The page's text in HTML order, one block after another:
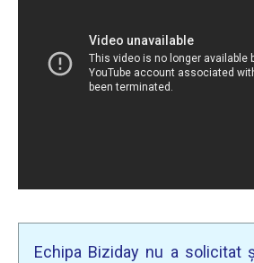
Echipa Biziday nu a solicitat